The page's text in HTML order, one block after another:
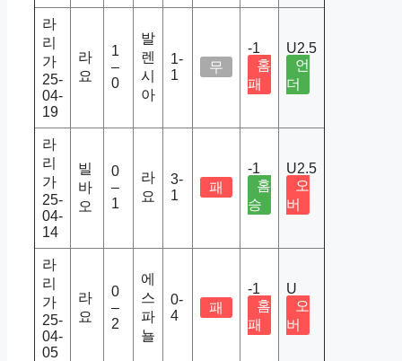
라
리
가
25-
04-
19
라
요
1
–
0
발
렌
시
아
1-
1
무
-1
홈
패
U2.5
언
더
라
리
가
25-
04-
14
빌
바
오
0
–
1
라
요
3-
1
패
-1
홈
승
U2.5
오
버
라
리
가
25-
04-
05
라
요
0
–
2
에
스
파
뇰
0-
4
패
-1
홈
패
U
오
버